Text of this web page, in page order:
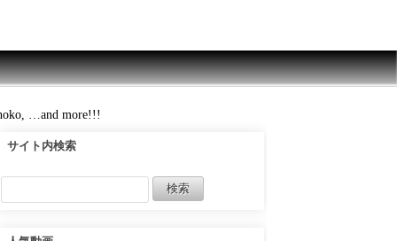
…and more!!!
サイト内検索